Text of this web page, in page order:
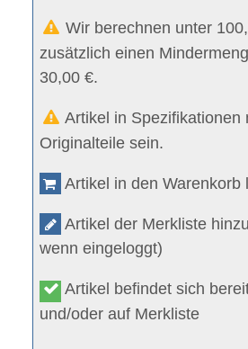
Wir berechnen unter
zusätzlich einen
30,00 €.
Artikel in Spezifikationen
Originalteile sein.
Artikel in den Warenkorb
Artikel der Merkliste
wenn eingeloggt)
Artikel befindet sich
und/oder auf Merkliste